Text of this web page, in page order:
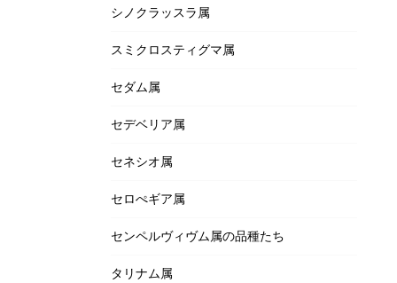
シノクラッスラ属
スミクロスティグマ属
セダム属
セデベリア属
セネシオ属
セロぺギア属
センペルヴィヴム属の品種たち
タリナム属